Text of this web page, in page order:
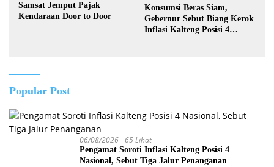
Samsat Jemput Pajak
Kendaraan Door to Door
Konsumsi Beras Siam,
Gebernur Sebut Biang Kerok
Inflasi Kalteng Posisi 4
Popular Post
06/08/2026 65 Lihat
Pengamat Soroti Inflasi Kalteng Posisi 4
Nasional, Sebut Tiga Jalur Penanganan